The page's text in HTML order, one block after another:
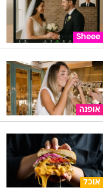
Sheee
אופנה
אוכל